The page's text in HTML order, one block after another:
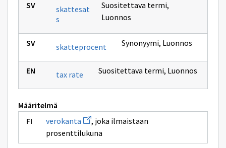
skattesat
s
Suositettava termi,
Luonnos
skatteprocent Synonyymi, Luonnos
tax rate Suositettava termi, Luonnos
Määritelmä
verokanta Avaa
uuden
ikkunan
sivulle
, joka ilmaistaan
prosenttilukuna